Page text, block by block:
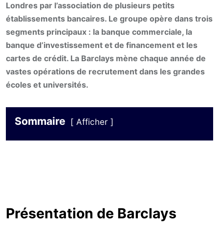
Londres par l’association de plusieurs petits
établissements bancaires. Le groupe opère dans trois
segments principaux : la banque commerciale, la
banque d’investissement et de financement et les
cartes de crédit. La Barclays mène chaque année de
vastes opérations de recrutement dans les grandes
écoles et universités.
Sommaire Afficher
Présentation de Barclays